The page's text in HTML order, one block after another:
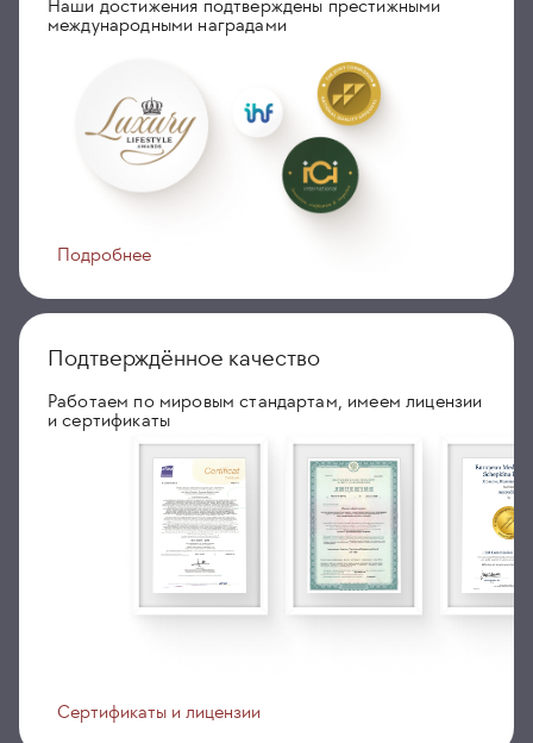
Наши достижения подтверждены престижными
международными наградами
Подробнее
Подтверждённое качество
Работаем по мировым стандартам, имеем лицензии
и сертификаты
Сертификаты и лицензии